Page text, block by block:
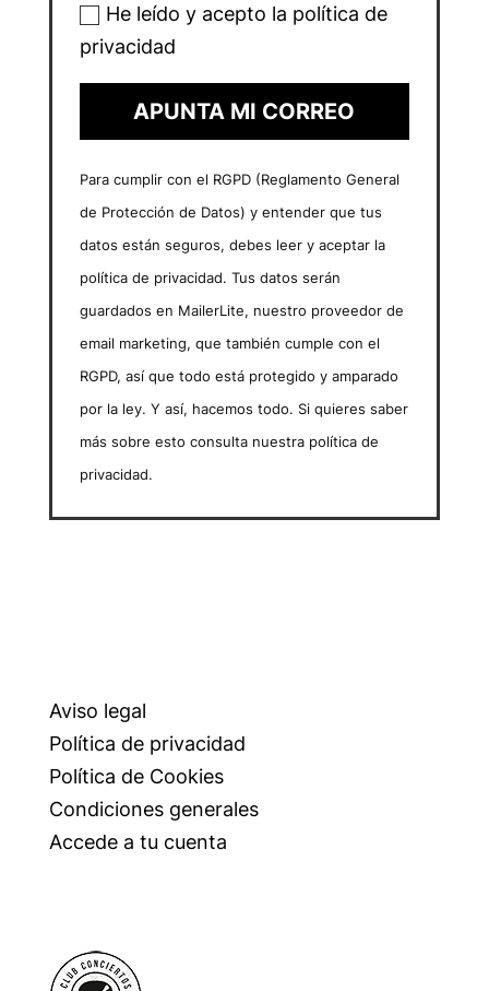
He leído y acepto la política de
privacidad
APUNTA MI CORREO
Para cumplir con el RGPD (Reglamento General
de Protección de Datos) y entender que tus
datos están seguros, debes leer y aceptar la
política de privacidad. Tus datos serán
guardados en MailerLite, nuestro proveedor de
email marketing, que también cumple con el
RGPD, así que todo está protegido y amparado
por la ley. Y así, hacemos todo. Si quieres saber
más sobre esto consulta nuestra política de
privacidad.
Aviso legal
Política de privacidad
Política de Cookies
Condiciones generales
Accede a tu cuenta